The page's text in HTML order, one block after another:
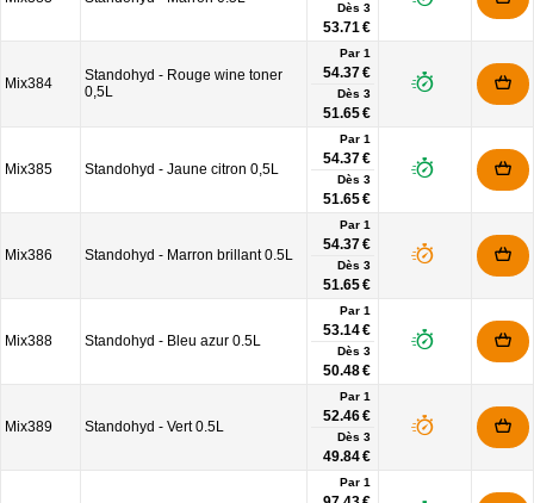
Dès 3
53.71 €
Mix384
Standohyd - Rouge wine toner
0,5L
Par 1
54.37 €
Dès 3
51.65 €
Mix385 Standohyd - Jaune citron 0,5L
Par 1
54.37 €
Dès 3
51.65 €
Mix386 Standohyd - Marron brillant 0.5L
Par 1
54.37 €
Dès 3
51.65 €
Mix388 Standohyd - Bleu azur 0.5L
Par 1
53.14 €
Dès 3
50.48 €
Mix389 Standohyd - Vert 0.5L
Par 1
52.46 €
Dès 3
49.84 €
Par 1